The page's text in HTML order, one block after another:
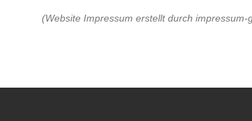
(Website Impressum erstellt durch